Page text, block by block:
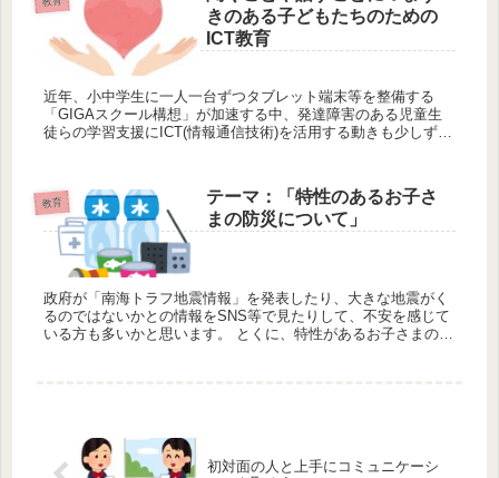
きのある子どもたちのための
ICT教育
近年、小中学生に一人一台ずつタブレット端末等を整備する
「GIGAスクール構想」が加速する中、発達障害のある児童生
徒らの学習支援にICT(情報通信技術)を活用する動きも少しずつ
教育
テーマ：「特性のあるお子さ
まの防災について」
政府が「南海トラフ地震情報」を発表したり、大きな地震がく
るのではないかとの情報をSNS等で見たりして、不安を感じて
いる方も多いかと思います。 とくに、特性があるお子さまのい
初対面の人と上手にコミュニケーシ